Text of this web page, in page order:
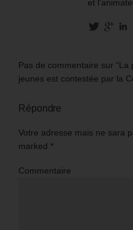
et
Pas de commentaire sur “La
jeunes est contestée par la
Répondre
Votre adresse mais ne sara
marked *
Commentaire